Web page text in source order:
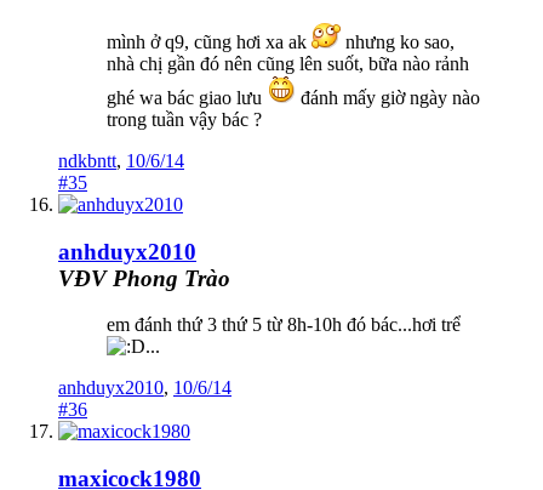
mình ở q9, cũng hơi xa ak
nhưng ko sao,
nhà chị gần đó nên cũng lên suốt, bữa nào rảnh
ghé wa bác giao lưu
đánh mấy giờ ngày nào
trong tuần vậy bác ?
ndkbntt, 10/6/14
#35
anhduyx2010
VĐV Phong Trào
em đánh thứ 3 thứ 5 từ 8h-10h đó bác...hơi trể
...
anhduyx2010, 10/6/14
#36
maxicock1980